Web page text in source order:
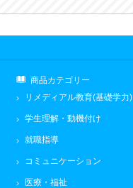
商品カテゴリー
リメディアル教育(基礎学力)
学生理解・動機付け
就職指導
コミュニケーション
医療・福祉